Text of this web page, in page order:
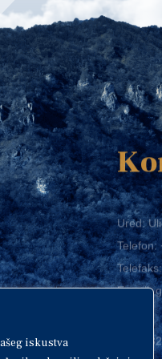
iskustva
Ured:
Telefon:
E-mail:
OIB:
IBAN: